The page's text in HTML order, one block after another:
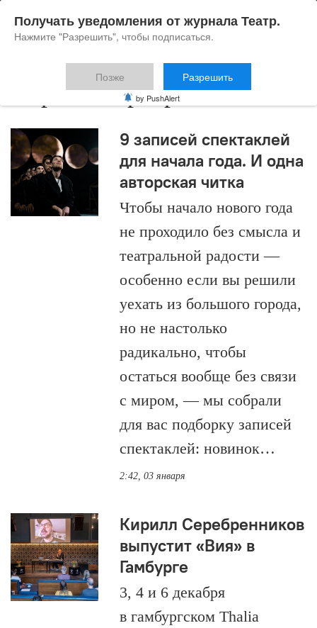
Кирилл Серебренников
9 записей спектаклей
для начала года. И одна
авторская читка
Чтобы начало нового года
не проходило без смысла и
театральной радости —
особенно если вы решили
уехать из большого города,
но не настолько
радикально, чтобы
остаться вообще без связи
с миром, — мы собрали
для вас подборку записей
спектаклей: новинок…
2:42, 03 января
Кирилл Серебренников
выпустит «Вия» в
Гамбурге
3, 4 и 6 декабря
в гамбургском Thalia
Получать уведомления от журнала Театр.
Нажмите "Разрешить", чтобы подписаться.
Позже Разрешить
by PushAlert